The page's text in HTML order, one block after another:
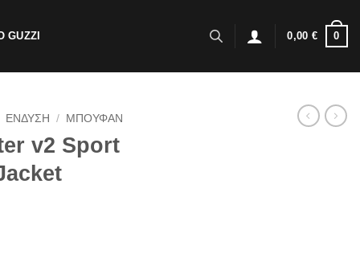
GUZZI 0,00 € 0
ΕΝΔΥΣΗ / ΜΠΟΥΦΑΝ
v2 Sport